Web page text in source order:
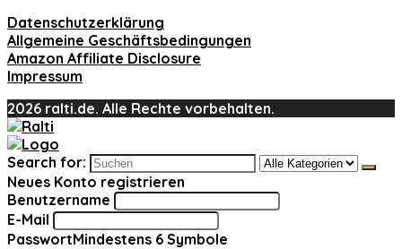
Datenschutzerklärung
Allgemeine Geschäftsbedingungen
Amazon Affiliate Disclosure
Impressum
2026 ralti.de. Alle Rechte vorbehalten.
Search for:
Neues Konto registrieren
Benutzername
E-Mail
PasswortMindestens 6 Symbole